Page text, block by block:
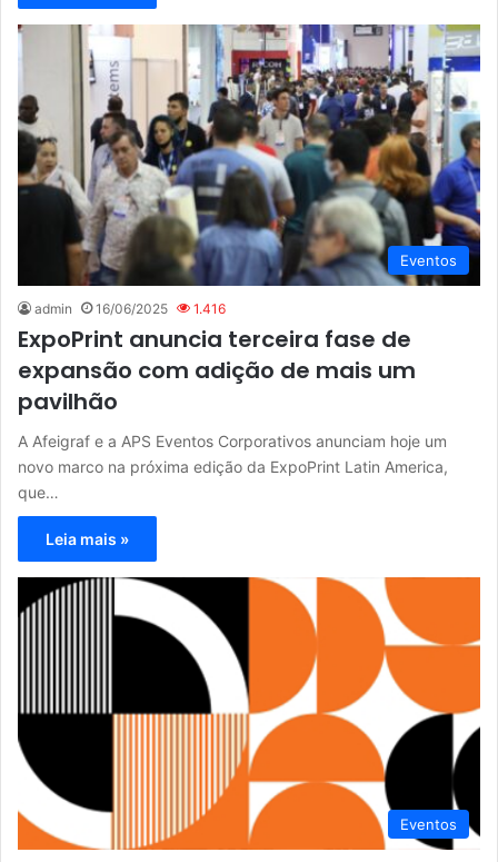
Eventos
admin 16/06/2025 1.416
ExpoPrint anuncia terceira fase de
expansão com adição de mais um
pavilhão
A Afeigraf e a APS Eventos Corporativos anunciam hoje um
novo marco na próxima edição da ExpoPrint Latin America,
que…
Leia mais »
Eventos